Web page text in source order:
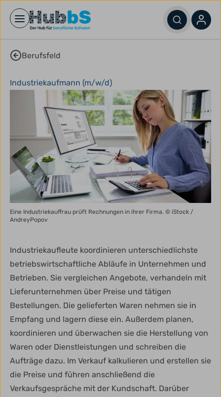
Open main menu
Berufsfeld
Industriekaufmann (m/w/d)
Eine Industriekauffrau prüft Rechnungen in ihrer Firma. © iStock /
AndreyPopov
Industriekaufleute koordinieren unterschiedlichste
betriebswirtschaftliche Abläufe in Unternehmen und
Betrieben. Sie vergleichen Angebote, verhandeln mit
Lieferunternehmen über Preise und tätigen
Bestellungen. Die gelieferten Waren nehmen sie in
Empfang und lagern diese ein. Außerdem planen,
koordinieren und überwachen sie die Herstellung von
Waren oder Dienstleistungen und schreiben die
Aufträge dazu. Im Verkauf kalkulieren und erstellen sie
die Preise und führen anschließend die
Verkaufsgespräche mit der Kundschaft. Darüber